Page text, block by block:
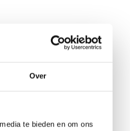
Over
te bieden en om ons